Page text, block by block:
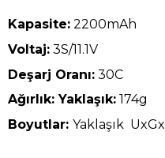
Kapasite: 2200mAh
Voltaj: 3S/11.1V
Deşarj Oranı: 30C
Ağırlık: Yaklaşık: 174g
Boyutlar: Yaklaşık